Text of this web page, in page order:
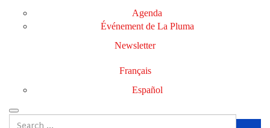
Agenda
Événement de La Pluma
Newsletter
Français
Español